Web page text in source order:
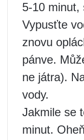
5-10 minut,
Vypusťte
znovu
pánve.
ne játra).
vody.
Jakmile se
minut.